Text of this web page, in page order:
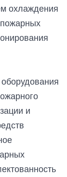
охлаждения
и